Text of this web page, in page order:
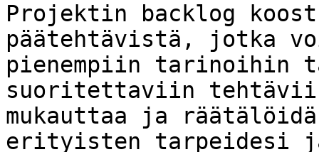
Projektin backlog
päätehtävistä, jotka
pienempiin
suoritettaviin
mukauttaa ja räätälöidä
erityisten tarpeidesi